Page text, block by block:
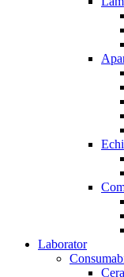
Laborator